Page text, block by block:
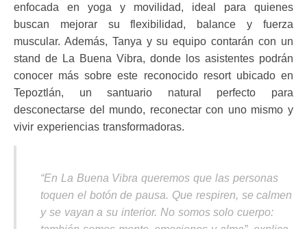
enfocada en yoga y movilidad, ideal para quienes
buscan mejorar su flexibilidad, balance y fuerza
muscular. Además, Tanya y su equipo contarán con un
stand de La Buena Vibra, donde los asistentes podrán
conocer más sobre este reconocido resort ubicado en
Tepoztlán, un santuario natural perfecto para
desconectarse del mundo, reconectar con uno mismo y
vivir experiencias transformadoras.
“En La Buena Vibra queremos que las personas
toquen el botón de pausa. Que respiren, se calmen
y se vayan a su interior. No somos solo cuerpo: